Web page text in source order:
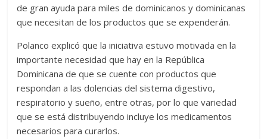
de gran ayuda para miles de dominicanos y dominicanas
que necesitan de los productos que se expenderán.
Polanco explicó que la iniciativa estuvo motivada en la
importante necesidad que hay en la República
Dominicana de que se cuente con productos que
respondan a las dolencias del sistema digestivo,
respiratorio y sueño, entre otras, por lo que variedad
que se está distribuyendo incluye los medicamentos
necesarios para curarlos.